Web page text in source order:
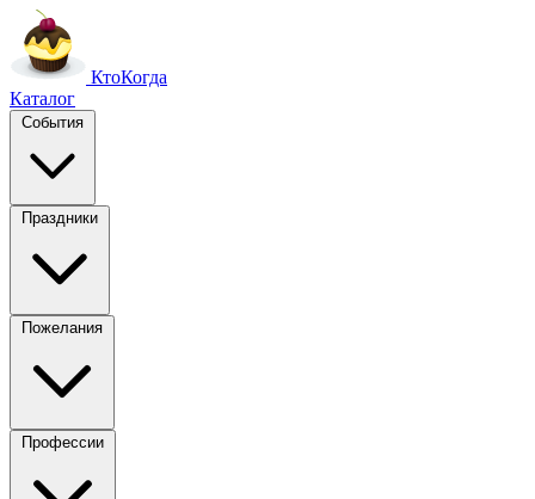
КтоКогда
Каталог
События
Праздники
Пожелания
Профессии